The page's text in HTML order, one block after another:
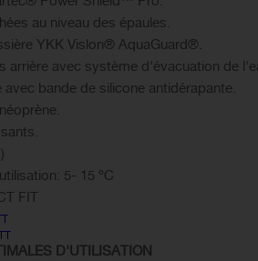
au niveau des épaules.
YKK Vislon® AquaGuard®.
arrière avec système d'évacuation de
avec bande de silicone antidérapante.
5- 15 ºC
FIT
D'UTILISATION